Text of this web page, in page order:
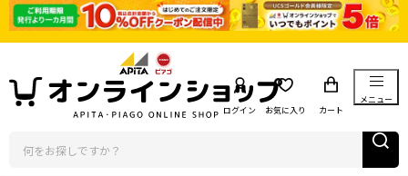
ログイン お気に入り カート
メニュー